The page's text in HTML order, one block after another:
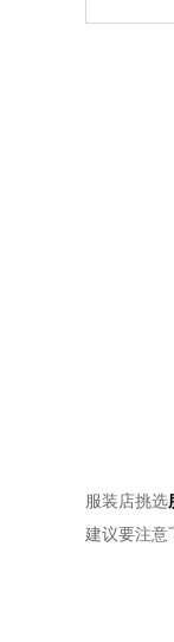
服装店挑选
建议要注意